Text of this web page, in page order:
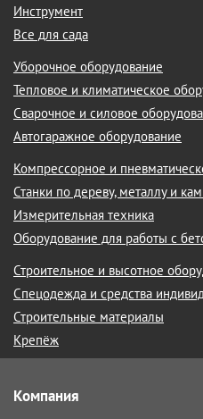
Инструмент
Все для сада
Уборочное оборудование
Тепловое и климатическое
Сварочное и силовое
Автогаражное оборудование
Компрессорное и
Станки по дереву, металлу и
Измерительная техника
Оборудование для работы с
Строительное и высотное
Спецодежда и средства
Строительные материалы
Крепёж
Компания